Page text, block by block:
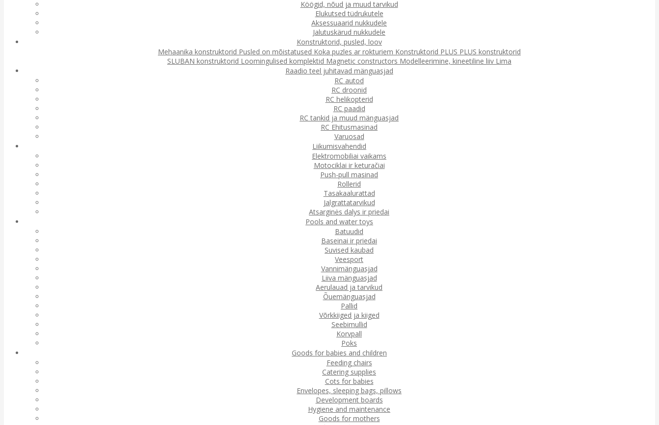
Köögid, nõud ja muud tarvikud
Elukutsed tüdrukutele
Aksessuaarid nukkudele
Jalutuskärud nukkudele
Konstruktorid, pusled, loov
Mehaanika konstruktorid Pusled on mõistatused Koka puzles ar rokturiem Konstruktorid PLUS PLUS konstruktorid
SLUBAN konstruktorid Loomingulised komplektid Magnetic constructors Modelleerimine, kineetiline liiv Lima
Raadio teel juhitavad mänguasjad
RC autod
RC droonid
RC helikopterid
RC paadid
RC tankid ja muud mänguasjad
RC Ehitusmasinad
Varuosad
Liikumisvahendid
Elektromobiliai vaikams
Motociklai ir keturačiai
Push-pull masinad
Rollerid
Tasakaalurattad
Jalgrattatarvikud
Atsarginės dalys ir priedai
Pools and water toys
Batuudid
Baseinai ir priedai
Suvised kaubad
Veesport
Vannimänguasjad
Liiva mänguasjad
Aerulauad ja tarvikud
Õuemänguasjad
Pallid
Võrkkiiged ja kiiged
Seebimullid
Korvpall
Poks
Goods for babies and children
Feeding chairs
Catering supplies
Cots for babies
Envelopes, sleeping bags, pillows
Development boards
Hygiene and maintenance
Goods for mothers